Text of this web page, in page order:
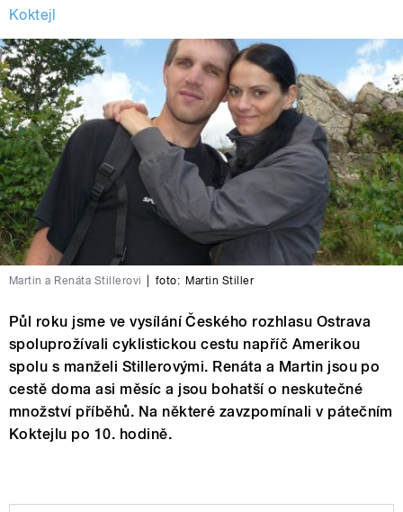
Koktejl
Martin a Renáta Stillerovi foto: Martin Stiller
Půl roku jsme ve vysílání Českého rozhlasu Ostrava
spoluprožívali cyklistickou cestu napříč Amerikou
spolu s manželi Stillerovými. Renáta a Martin jsou po
cestě doma asi měsíc a jsou bohatší o neskutečné
množství příběhů. Na některé zavzpomínali v pátečním
Koktejlu po 10. hodině.